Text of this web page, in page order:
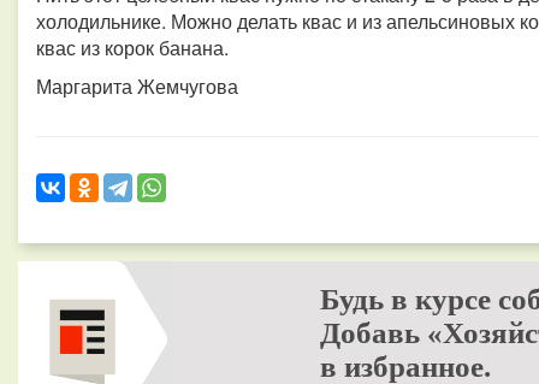
холодильнике. Можно делать квас и из апельсиновых
квас из корок банана.
Маргарита Жемчугова
Будь в курсе
Добавь
в избранное.